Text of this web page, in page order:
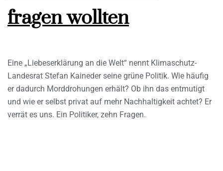
fragen wollten
Eine „Liebeserklärung an die Welt“ nennt Klimaschutz-
Landesrat Stefan Kaineder seine grüne Politik. Wie häufig
er dadurch Morddrohungen erhält? Ob ihn das entmutigt
und wie er selbst privat auf mehr Nachhaltigkeit achtet? Er
verrät es uns. Ein Politiker, zehn Fragen.